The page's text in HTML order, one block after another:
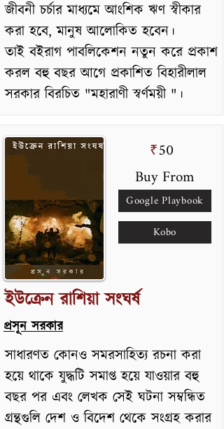
জীবনী চর্চার মাধ্যমে আংশিক ঋণ স্বীকার
করা হবে, মানুষ আলোকিত হবেন।
তাই বইরাগ পাবলিকেশন নতুন করে প্রকাশ
করল বহু বছর আগে প্রকাশিত বিহারীলাল
সরকার বিরচিত "মহারাণী স্বর্ণময়ী "।
₹50
Buy From
Google Playbook
Kobo
ইউক্রেন রাশিয়া সংঘর্ষ
প্রসূন সরকার
সাধারণত কোনও সমরসাহিত্য রচনা করা
হয়ে থাকে যুদ্ধটি সমাপ্ত হয়ে যাওয়ার বহু
বছর পর এবং লেখক সেই ঘটনা সম্বন্ধিত
গ্রন্থগুলি দেশ ও বিদেশ থেকে সংগ্রহ করার